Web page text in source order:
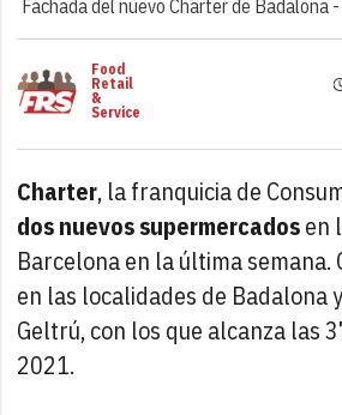
Fachada del nuevo Charter de Badalona
Food
Retail
&
Service
Charter, la franquicia de
dos nuevos supermercadosen
Barcelona en la última semana.
en las localidades de Badalona
Geltrú, con los que alcanza las
2021.